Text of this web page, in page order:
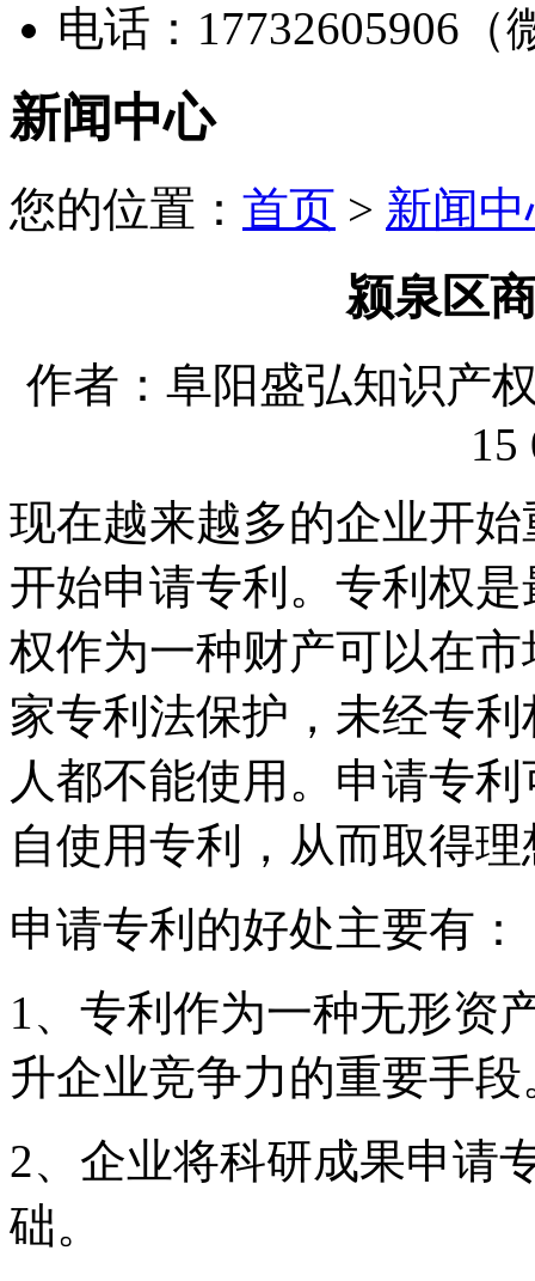
电话：17732605906（
新闻中心
您的位置： 首页 > 新闻
颍泉区
作者：阜阳盛弘知识产
15
现在越来越多的企业开
开始申请专利。专利权
权作为一种财产可以在
家专利法保护，未经专
人都不能使用。申请专
自使用专利，从而取得
申请专利的好处主要有：
1、专利作为一种无形资
升企业竞争力的重要手段
2、企业将科研成果申请
础。